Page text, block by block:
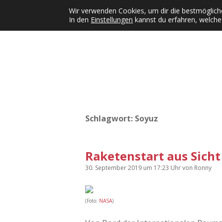
Kategorien Dropdown-Menü öffnen
KFMW-Disco Dates
Schlagwort: Soyuz
Raketenstart aus Sicht
30. September 2019 um 17:23 Uhrvon Ronny
(Foto: NASA)
Wir verwenden Cookies, um dir die
In den Einstellungen kannst du erfahren,